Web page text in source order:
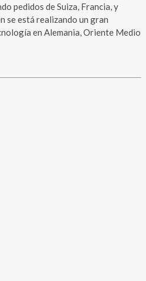
pedidos de Suiza, Francia, y
se está realizando un gran
en Alemania, Oriente Medio